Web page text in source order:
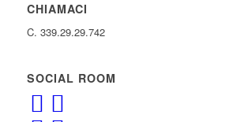
CHIAMACI
C. 339.29.29.742
SOCIAL ROOM